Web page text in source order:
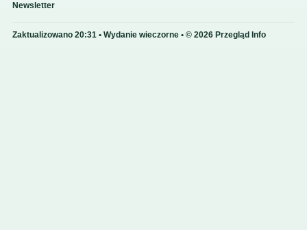
Newsletter
Zaktualizowano 20:31 • Wydanie wieczorne • © 2026 Przegląd Info